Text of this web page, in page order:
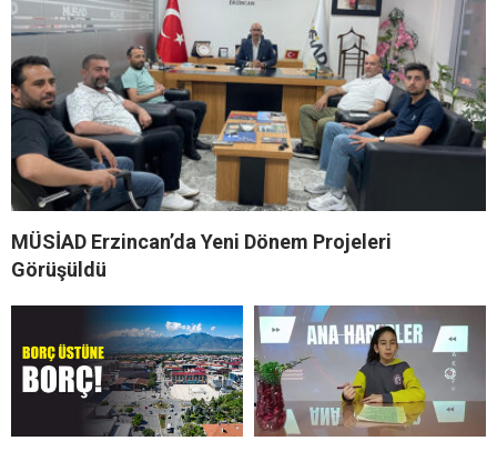
MÜSİAD Erzincan’da Yeni Dönem Projeleri
Görüşüldü